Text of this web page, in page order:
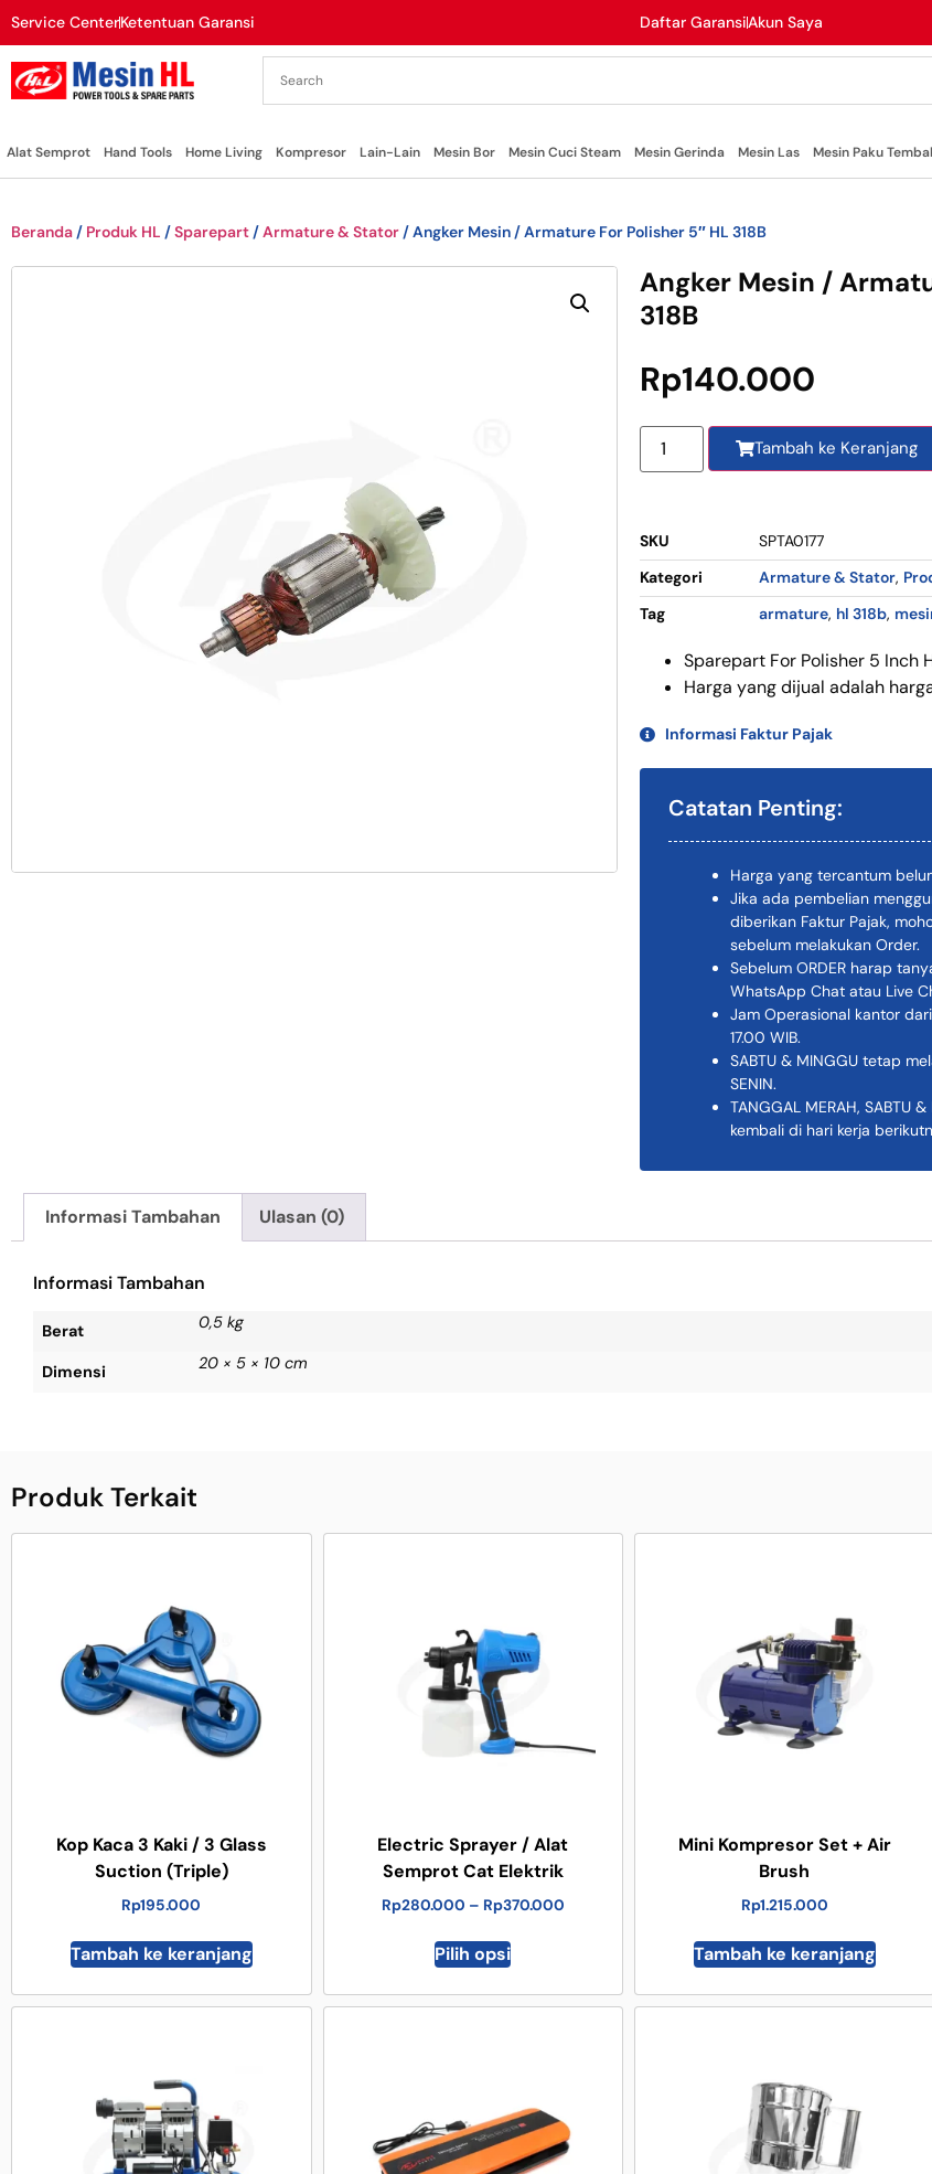
Service CenterKetentuan Garansi Daftar GaransiAkun Saya
Alat Semprot Hand Tools Home Living Kompresor Lain-Lain Mesin Bor Mesin Cuci Steam Mesin Gerinda Mesin Las Mesin Paku
Beranda / Produk HL /Sparepart /Armature & Stator / Angker Mesin / Armature For Polisher 5″ HL 318B
Angker Mesin /
318B
Rp140.000
Tambah ke Keranjang
SKU
SPTA0177
Kategori
Armature & Stator,
Tag
armature, hl 318b,
Sparepart For Polisher 5 Inch
Harga yang dijual adalah
Informasi Faktur Pajak
Catatan Penting:
Harga yang tercantum
Jika ada pembelian
diberikan Faktur Pajak,
sebelum melakukan Order.
Sebelum ORDER harap
WhatsApp Chat atau Live
Jam Operasional kantor
17.00 WIB.
SABTU & MINGGU tetap
SENIN.
TANGGAL MERAH, SABTU
kembali di hari kerja
Informasi Tambahan Ulasan (0)
Informasi Tambahan
Berat 0,5 kg
Dimensi 20 × 5 × 10 cm
Produk Terkait
Kop Kaca 3 Kaki / 3 Glass
Suction (Triple)
Rp195.000
Tambah ke keranjang
Electric Sprayer / Alat
Semprot Cat Elektrik
Rp280.000 – Rp370.000
Pilih opsi
Mini Kompresor Set + Air
Brush
Rp1.215.000
Tambah ke keranjang